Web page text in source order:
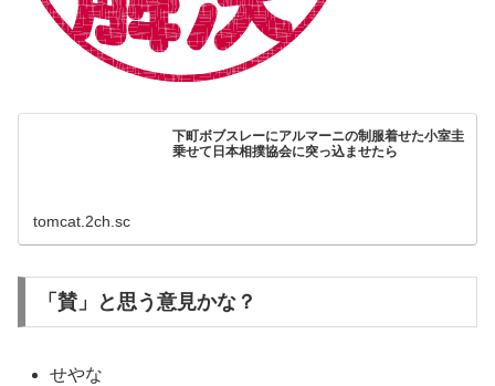
下町ボブスレーにアルマーニの制服着せた小室圭
乗せて日本相撲協会に突っ込ませたら
tomcat.2ch.sc
「賛」と思う意見かな？
せやな